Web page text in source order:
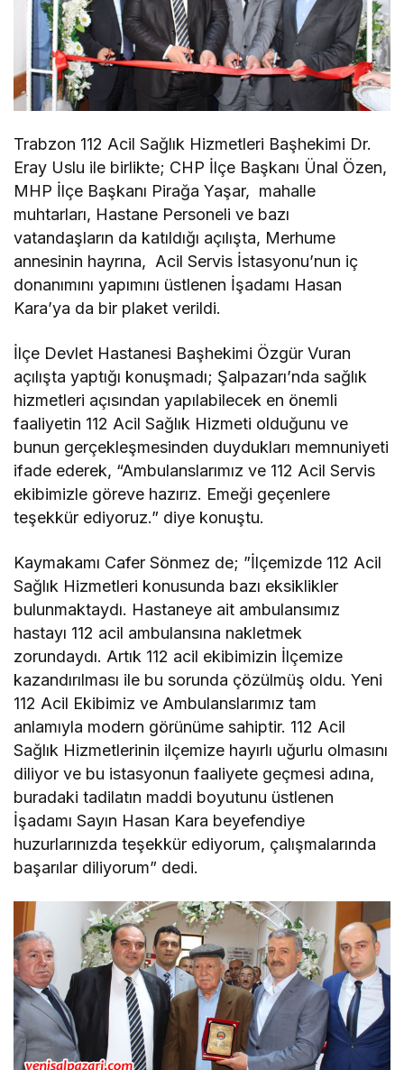
Trabzon 112 Acil Sağlık Hizmetleri Başhekimi Dr.
Eray Uslu ile birlikte; CHP İlçe Başkanı Ünal Özen,
MHP İlçe Başkanı Pirağa Yaşar, mahalle
muhtarları, Hastane Personeli ve bazı
vatandaşların da katıldığı açılışta, Merhume
annesinin hayrına, Acil Servis İstasyonu’nun iç
donanımını yapımını üstlenen İşadamı Hasan
Kara’ya da bir plaket verildi.
İlçe Devlet Hastanesi Başhekimi Özgür Vuran
açılışta yaptığı konuşmadı; Şalpazarı’nda sağlık
hizmetleri açısından yapılabilecek en önemli
faaliyetin 112 Acil Sağlık Hizmeti olduğunu ve
bunun gerçekleşmesinden duydukları memnuniyeti
ifade ederek, “Ambulanslarımız ve 112 Acil Servis
ekibimizle göreve hazırız. Emeği geçenlere
teşekkür ediyoruz.” diye konuştu.
Kaymakamı Cafer Sönmez de; ”İlçemizde 112 Acil
Sağlık Hizmetleri konusunda bazı eksiklikler
bulunmaktaydı. Hastaneye ait ambulansımız
hastayı 112 acil ambulansına nakletmek
zorundaydı. Artık 112 acil ekibimizin İlçemize
kazandırılması ile bu sorunda çözülmüş oldu. Yeni
112 Acil Ekibimiz ve Ambulanslarımız tam
anlamıyla modern görünüme sahiptir. 112 Acil
Sağlık Hizmetlerinin ilçemize hayırlı uğurlu olmasını
diliyor ve bu istasyonun faaliyete geçmesi adına,
buradaki tadilatın maddi boyutunu üstlenen
İşadamı Sayın Hasan Kara beyefendiye
huzurlarınızda teşekkür ediyorum, çalışmalarında
başarılar diliyorum” dedi.